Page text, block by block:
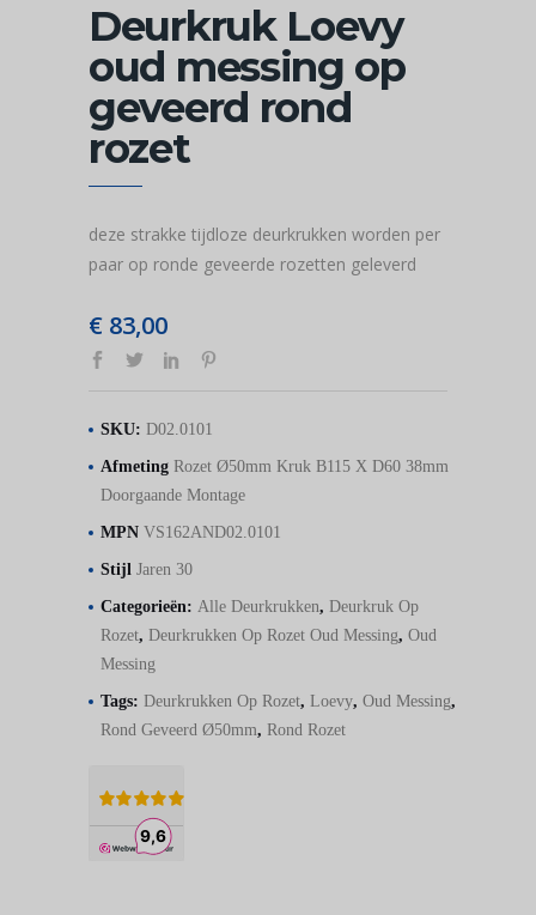
Deurkruk Loevy
oud messing op
geveerd rond
rozet
deze strakke tijdloze deurkrukken worden per
paar op ronde geveerde rozetten geleverd
€ 83,00
SKU: D02.0101
Afmeting Rozet Ø50mm Kruk B115 X D60 38mm
Doorgaande Montage
MPN VS162AND02.0101
Stijl Jaren 30
Categorieën: Alle Deurkrukken, Deurkruk Op
Rozet, Deurkrukken Op Rozet Oud Messing, Oud
Messing
Tags: Deurkrukken Op Rozet, Loevy, Oud Messing,
Rond Geveerd Ø50mm, Rond Rozet